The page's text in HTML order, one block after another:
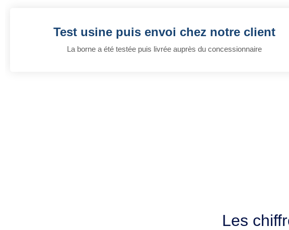
Test usine puis envoi chez notre client
La borne a été testée puis livrée auprès du concessionnaire
Les